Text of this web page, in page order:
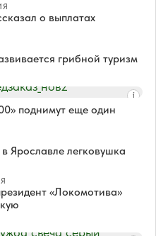
о выплатах
грибной туризм
поднимут еще один
Ярославле легковушка
«Локомотива»